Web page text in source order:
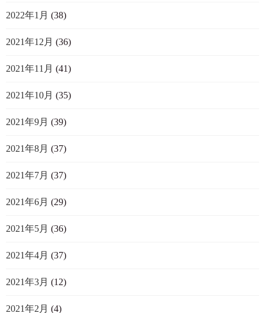
2022年1月 (38)
2021年12月 (36)
2021年11月 (41)
2021年10月 (35)
2021年9月 (39)
2021年8月 (37)
2021年7月 (37)
2021年6月 (29)
2021年5月 (36)
2021年4月 (37)
2021年3月 (12)
2021年2月 (4)